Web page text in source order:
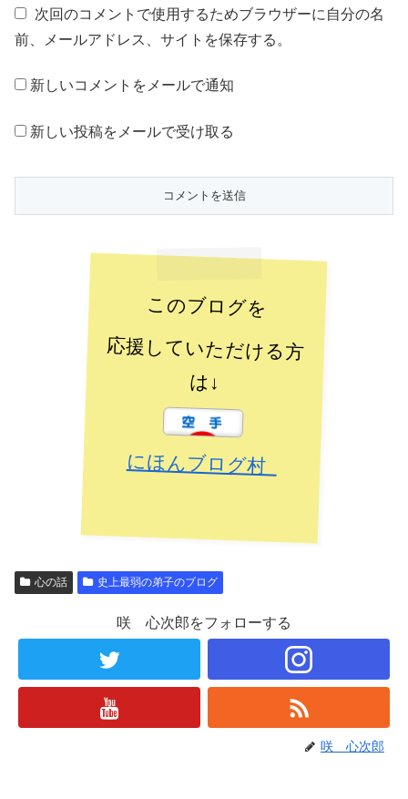
次回のコメントで使用するためブラウザーに自分の名
前、メールアドレス、サイトを保存する。
新しいコメントをメールで通知
新しい投稿をメールで受け取る
このブログを
応援していただける方
は↓
にほんブログ村
心の話 史上最弱の弟子のブログ
咲 心次郎をフォローする
咲 心次郎